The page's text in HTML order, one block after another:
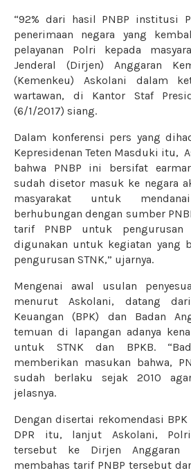
“92% dari hasil PNBP institusi
penerimaan negara yang
pelayanan Polri kepada
Jenderal (Dirjen) Anggaran
(Kemenkeu) Askolani dalam
wartawan, di Kantor Staf
(6/1/2017) siang.
Dalam konferensi pers yang
Kepresidenan Teten Masduki itu,
bahwa PNBP ini bersifat
sudah disetor masuk ke negara
masyarakat untuk
berhubungan dengan sumber
tarif PNBP untuk pengurusan
digunakan untuk kegiatan yang
pengurusan STNK,” ujarnya.
Mengenai awal usulan
menurut Askolani, datang
Keuangan (BPK) dan Badan
temuan di lapangan adanya
untuk STNK dan BPKB.
memberikan masukan bahwa,
sudah berlaku sejak 2010
jelasnya.
Dengan disertai rekomendasi BPK
DPR itu, lanjut Askolani,
tersebut ke Dirjen
membahas tarif PNBP tersebut